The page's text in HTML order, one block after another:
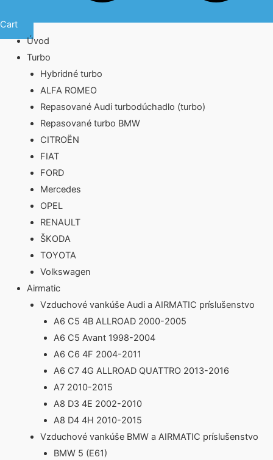
Cart
Úvod
Turbo
Hybridné turbo
ALFA ROMEO
Repasované Audi turbodúchadlo (turbo)
Repasované turbo BMW
CITROËN
FIAT
FORD
Mercedes
OPEL
RENAULT
ŠKODA
TOYOTA
Volkswagen
Airmatic
Vzduchové vankúše Audi a AIRMATIC príslušenstvo
A6 C5 4B ALLROAD 2000-2005
A6 C5 Avant 1998-2004
A6 C6 4F 2004-2011
A6 C7 4G ALLROAD QUATTRO 2013-2016
A7 2010-2015
A8 D3 4E 2002-2010
A8 D4 4H 2010-2015
Vzduchové vankúše BMW a AIRMATIC príslušenstvo
BMW 5 (E61)